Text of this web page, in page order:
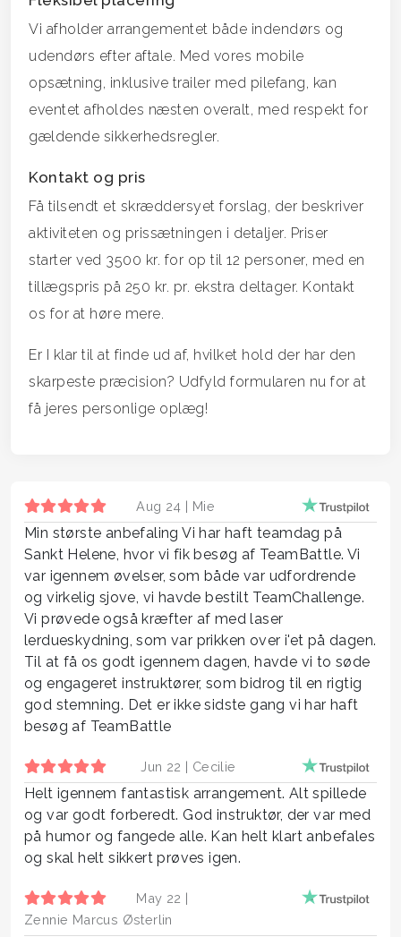
Vi afholder arrangementet både indendørs og
udendørs efter aftale. Med vores mobile
opsætning, inklusive trailer med pilefang, kan
eventet afholdes næsten overalt, med respekt for
gældende sikkerhedsregler.
Kontakt og pris
Få tilsendt et skræddersyet forslag, der beskriver
aktiviteten og prissætningen i detaljer. Priser
starter ved 3500 kr. for op til 12 personer, med en
tillægspris på 250 kr. pr. ekstra deltager. Kontakt
os for at høre mere.
Er I klar til at finde ud af, hvilket hold der har den
skarpeste præcision? Udfyld formularen nu for at
få jeres personlige oplæg!
Aug 24 | Mie
Min største anbefaling Vi har haft teamdag på
Sankt Helene, hvor vi fik besøg af TeamBattle. Vi
var igennem øvelser, som både var udfordrende
og virkelig sjove, vi havde bestilt TeamChallenge.
Vi prøvede også kræfter af med laser
lerdueskydning, som var prikken over i'et på dagen.
Til at få os godt igennem dagen, havde vi to søde
og engageret instruktører, som bidrog til en rigtig
god stemning. Det er ikke sidste gang vi har haft
besøg af TeamBattle
Jun 22 | Cecilie
Helt igennem fantastisk arrangement. Alt spillede
og var godt forberedt. God instruktør, der var med
på humor og fangede alle. Kan helt klart anbefales
og skal helt sikkert prøves igen.
May 22 |
Zennie Marcus Østerlin